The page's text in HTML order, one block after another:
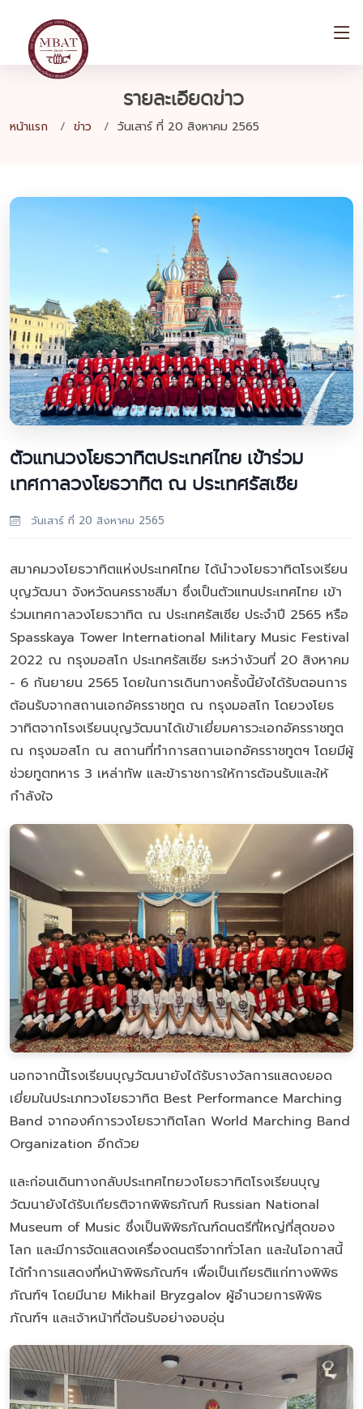
รายละเอียดข่าว
หน้าแรก ข่าว วันเสาร์ ที่ 20 สิงหาคม 2565
ตัวแทนวงโยธวาทิตประเทศไทย เข้าร่วม
เทศกาลวงโยธวาทิต ณ ประเทศรัสเซีย
วันเสาร์ ที่ 20 สิงหาคม 2565
สมาคมวงโยธวาทิตแห่งประเทศไทย ได้นำวงโยธวาทิตโรงเรียน
บุญวัฒนา จังหวัดนครราชสีมา ซึ่งเป็นตัวแทนประเทศไทย เข้า
ร่วมเทศกาลวงโยธวาทิต ณ ประเทศรัสเซีย ประจำปี 2565 หรือ
Spasskaya Tower International Military Music Festival
2022 ณ กรุงมอสโก ประเทศรัสเซีย ระหว่างัวนที่ 20 สิงหาคม
- 6 กันยายน 2565 โดยในการเดินทางครั้งนี้ยังได้รับตอนการ
ต้อนรับจากสถานเอกอัครราชทูต ณ กรุงมอสโก โดยวงโยธ
วาทิตจากโรงเรียนบุญวัฒนาได้เข้าเยี่ยมคารวะเอกอัครราชทูต
ณ กรุงมอสโก ณ สถานที่ทำการสถานเอกอัครราชทูตฯ โดยมีผู้
ช่วยทูตทหาร 3 เหล่าทัพ และข้าราชการให้การต้อนรับและให้
กำลังใจ
นอกจากนี้โรงเรียนบุญวัฒนายังได้รับรางวัลการแสดงยอด
เยี่ยมในประเภทวงโยธวาทิต Best Performance Marching
Band จากองค์การวงโยธวาทิตโลก World Marching Band
Organization อีกด้วย
และก่อนเดินทางกลับประเทศไทยวงโยธวาทิตโรงเรียนบุญ
วัฒนายังได้รับเกียรติจากพิพิธภัณฑ์ Russian National
Museum of Music ซึ่งเป็นพิพิธภัณฑ์ดนตรีที่ใหญ่ที่สุดของ
โลก และมีการจัดแสดงเครื่องดนตรีจากทั่วโลก และในโอกาสนี้
ได้ทำการแสดงที่หน้าพิพิธภัณฑ์ฯ เพื่อเป็นเกียรติแก่ทางพิพิธ
ภัณฑ์ฯ โดยมีนาย Mikhail Bryzgalov ผู้อำนวยการพิพิธ
ภัณฑ์ฯ และเจ้าหน้าที่ต้อนรับอย่างอบอุ่น